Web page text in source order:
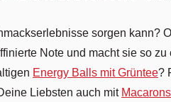
sorgen kann?
Note und macht sie so
Energy Balls mit Grüntee?
Liebsten auch mit